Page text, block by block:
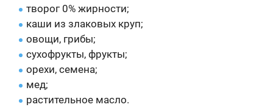
творог 0% жирности;
каши из злаковых круп;
овощи, грибы;
сухофрукты, фрукты;
орехи, семена;
мед;
растительное масло.